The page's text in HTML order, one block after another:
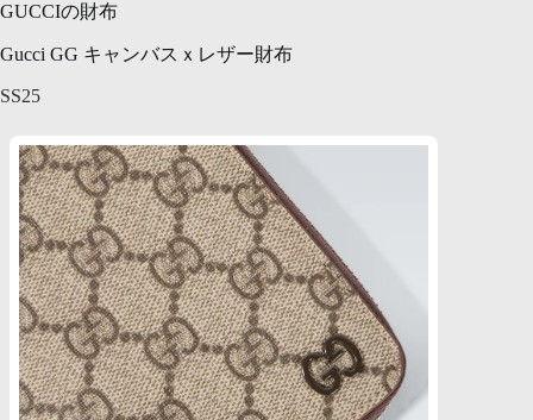
GUCCIの財布
Gucci GG キャンバスｘレザー財布
SS25